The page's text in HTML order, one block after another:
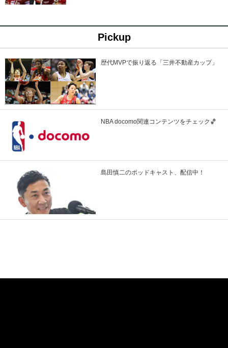
Pickup
歴代MVPで振り返る「三井不動産カップ」
NBA docomo関連コンテンツをチェック🏀
島田慎二のポッドキャスト、配信中！